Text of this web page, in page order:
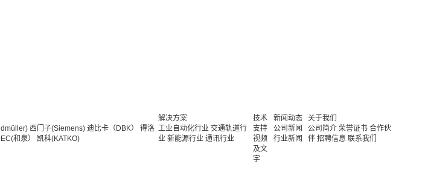
西门子(Siemens) 迪比卡（DBK）
得洛
和泉） 凯科(KATKO)
解决方案
工业自动化行业 交通轨道行
业 新能源行业 通讯行业
技术
支持
视频
及文
字
新闻动态
公司新闻
行业新闻
关于我们
公司简介 荣誉证书 合作伙
伴 招聘信息 联系我们